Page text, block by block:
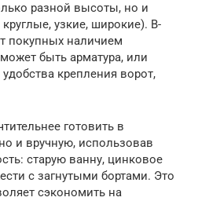
разной высоты, но и
узкие, широкие). В-
покупных наличием
быть арматура, или
крепления ворот,
готовить в
и вручную, использовав
старую ванну, цинковое
с загнутыми бортами. Это
сэкономить на